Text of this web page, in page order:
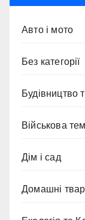
Авто і мото
Без категорії
Будівництво
Військова
Дім і сад
Домашні